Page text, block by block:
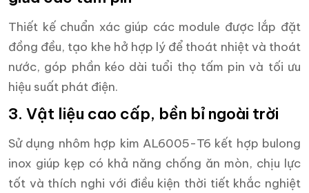
Thiết kế chuẩn xác giúp các module được lắp đặt
đồng đều, tạo khe hở hợp lý để thoát nhiệt và thoát
nước, góp phần kéo dài tuổi thọ tấm pin và tối ưu
hiệu suất phát điện.
3. Vật liệu cao cấp, bền bỉ ngoài trời
Sử dụng nhôm hợp kim AL6005-T6 kết hợp bulong
inox giúp kẹp có khả năng chống ăn mòn, chịu lực
tốt và thích nghi với điều kiện thời tiết khắc nghiệt